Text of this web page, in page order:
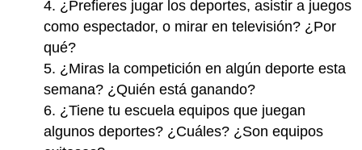
4. ¿Prefieres jugar los deportes, asistir a juegos
como espectador, o mirar en televisión? ¿Por
qué?
5. ¿Miras la competición en algún deporte esta
semana? ¿Quién está ganando?
6. ¿Tiene tu escuela equipos que juegan
algunos deportes? ¿Cuáles? ¿Son equipos